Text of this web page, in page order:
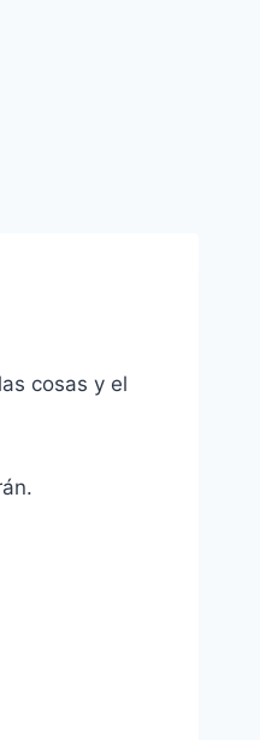
cosas y el